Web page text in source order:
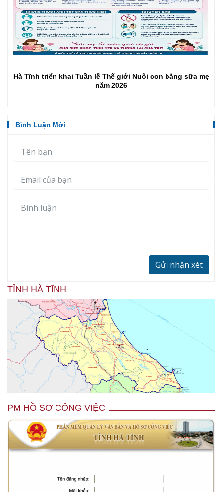
Hà Tĩnh triển khai Tuần lễ Thế giới Nuôi con bằng sữa mẹ
năm 2026
Bình Luận Mới
Gửi nhận xét
TỈNH HÀ TĨNH
PM HỒ SƠ CÔNG VIỆC